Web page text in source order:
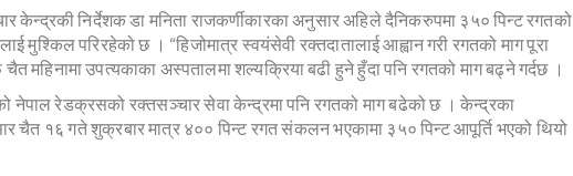
केन्द्रकी निर्देशक डा मनिता राजकर्णीकारका अनुसार अहिले दैनिकरुपमा ३५० पिन्ट रगतको
मुश्किल परिरहेको छ । “हिजोमात्र स्वयंसेवी रक्तदातालाई आह्वान गरी रगतको माग पूरा
चैत महिनामा उपत्यकाका अस्पतालमा शल्यक्रिया बढी हुने हुँदा पनि रगतको माग बढ्ने गर्दछ ।
नेपाल रेडक्रसको रक्तसञ्चार सेवा केन्द्रमा पनि रगतको माग बढेको छ । केन्द्रका
चैत १६ गते शुक्रबार मात्र ४०० पिन्ट रगत संकलन भएकामा ३५० पिन्ट आपूर्ति भएको थियो